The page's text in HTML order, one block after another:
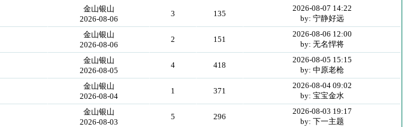
金山银山
2026-08-06
3 135
2026-08-07 14:22
by: 宁静好远
金山银山
2026-08-06
2 151
2026-08-06 12:00
by: 无名悍将
金山银山
2026-08-05
4 418
2026-08-05 15:15
by: 中原老枪
金山银山
2026-08-04
1 371
2026-08-04 09:02
by: 宝宝金水
金山银山
2026-08-03
5 296
2026-08-03 19:17
by: 下一主题